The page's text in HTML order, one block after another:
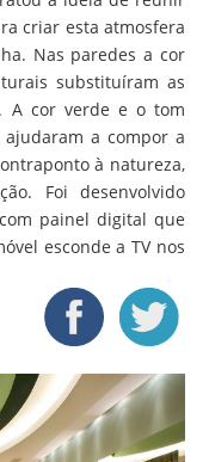
criar esta atmosfera
Nas paredes a cor
substituíram as
A cor verde e o tom
a compor a
à natureza,
Foi desenvolvido
painel digital que
esconde a TV nos